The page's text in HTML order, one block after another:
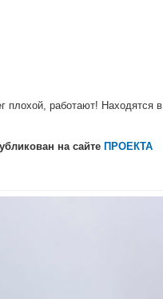
плохой, работают! Находятся в
на сайте ПРОЕКТА